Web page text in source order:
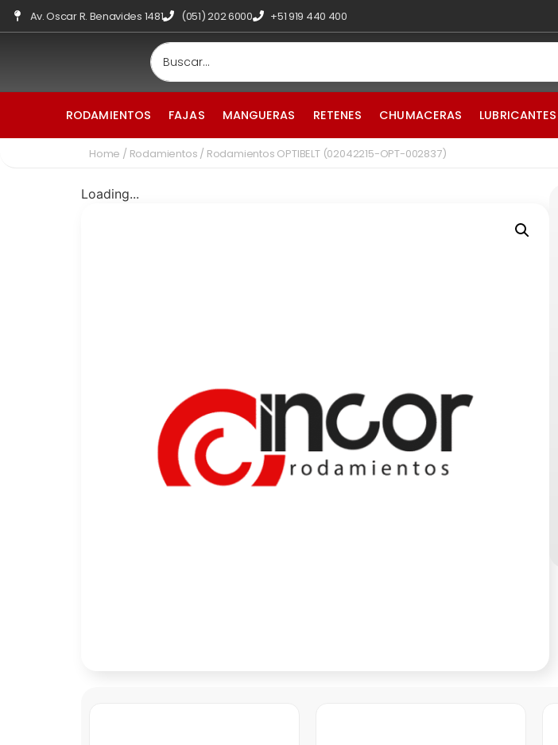
Av. Oscar R. Benavides 1481 (051) 202 6000 +51 919 440 400
RODAMIENTOS FAJAS MANGUERAS RETENES CHUMACERAS LUBRICANTES
Home / Rodamientos / Rodamientos OPTIBELT (02042215-OPT-002837)
Loading...